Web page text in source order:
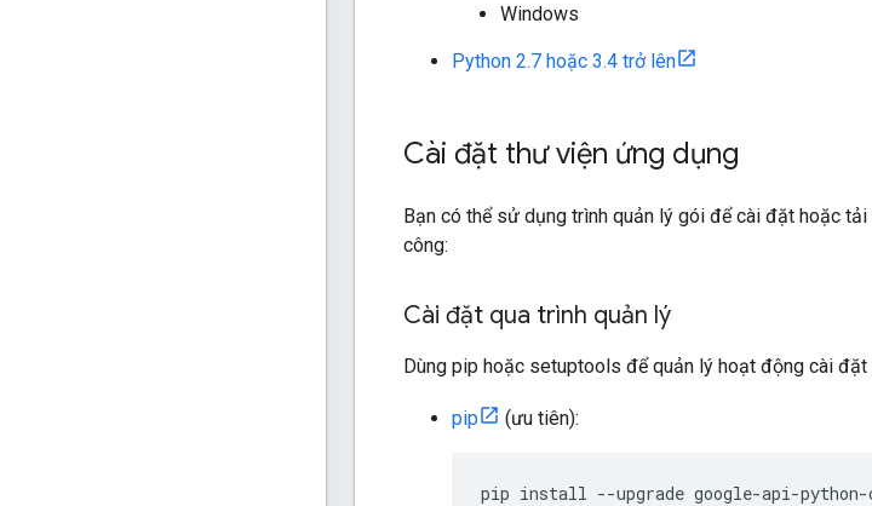
Windows
Python 2.7 hoặc 3.4 trở lên
Cài đặt thư viện ứng dụng
Bạn có thể sử dụng trình quản lý gói để cài đặt hoặc
công:
Cài đặt qua trình quản lý
Dùng pip hoặc setuptools để quản lý hoạt động cài
pip (ưu tiên):
pip install --upgrade google-api-